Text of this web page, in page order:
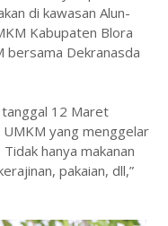
di kawasan Alun-
Kabupaten Blora
bersama Dekranasda
tanggal 12 Maret
yang menggelar
hanya makanan
pakaian, dll,”